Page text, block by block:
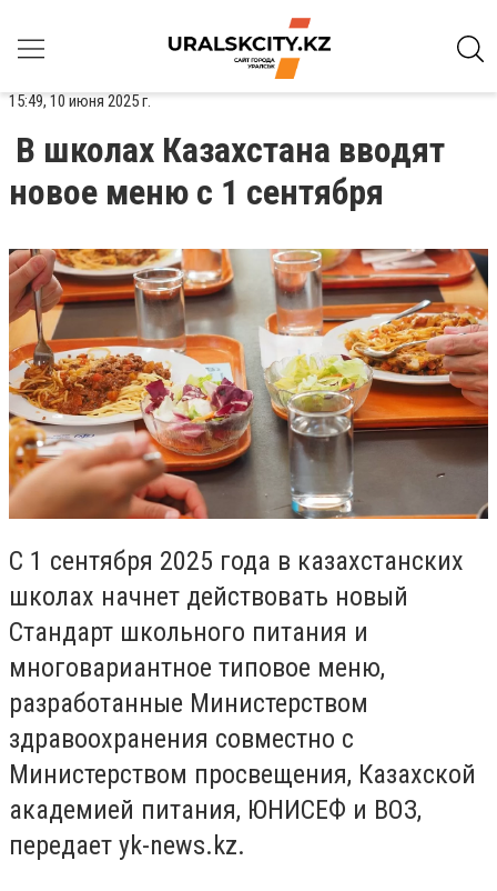
15:49, 10 июня 2025 г.
В школах Казахстана вводят
новое меню с 1 сентября
С 1 сентября 2025 года в казахстанских
школах начнет действовать новый
Стандарт школьного питания и
многовариантное типовое меню,
разработанные Министерством
здравоохранения совместно с
Министерством просвещения, Казахской
академией питания, ЮНИСЕФ и ВОЗ,
передает yk-news.kz.